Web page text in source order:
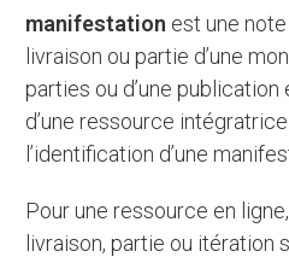
manifestation est une
livraison ou partie d’une
parties ou d’une
d’une ressource
l’identification d’une
Pour une ressource en ligne, la note sur une
livraison, partie ou itération